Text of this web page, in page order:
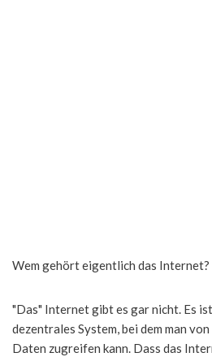
Wem gehört eigentlich das Internet?
"Das" Internet gibt es gar nicht. Es
dezentrales System, bei dem man
Daten zugreifen kann. Dass das